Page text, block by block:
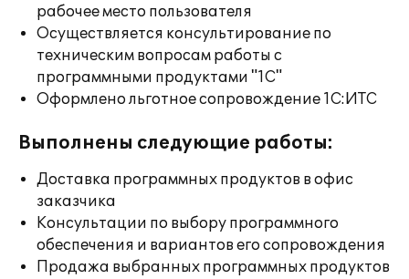
рабочее место пользователя
Осуществляется консультирование по
техническим вопросам работы с
программными продуктами "1С"
Оформлено льготное сопровождение 1С:ИТС
Выполнены следующие работы:
Доставка программных продуктов в офис
заказчика
Консультации по выбору программного
обеспечения и вариантов его сопровождения
Продажа выбранных программных продуктов